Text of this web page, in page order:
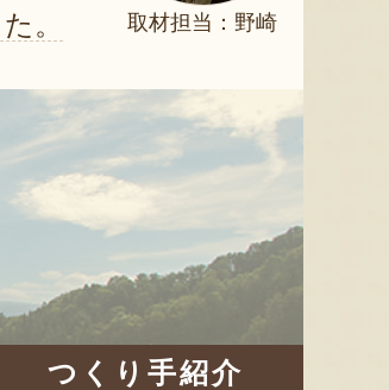
取材担当：野崎
。
つくり手紹介